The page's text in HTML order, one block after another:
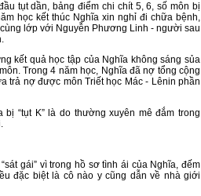
tụt dần, bảng điểm chi chít 5, 6, số môn bị
học kết thúc Nghĩa xin nghỉ đi chữa bệnh,
lớp với Nguyễn Phương Linh - người sau
kết quả học tập của Nghĩa không sáng sủa
Trong 4 năm học, Nghĩa đã nợ tổng cộng
trả nợ được môn Triết học Mác - Lênin phần
“tụt K” là do thường xuyên mê đắm trong
gái” vì trong hồ sơ tình ái của Nghĩa, đếm
đặc biệt là cô nào y cũng dẫn về nhà giới